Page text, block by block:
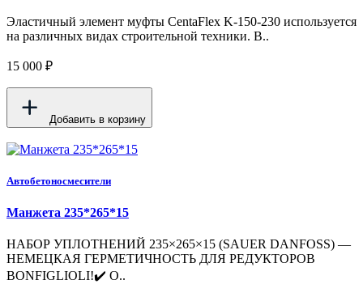
Эластичный элемент муфты CentaFlex K-150-230 используется
на различных видах строительной техники. В..
15 000 ₽
Добавить в корзину
Автобетоносмесители
Манжета 235*265*15
НАБОР УПЛОТНЕНИЙ 235×265×15 (SAUER DANFOSS) —
НЕМЕЦКАЯ ГЕРМЕТИЧНОСТЬ ДЛЯ РЕДУКТОРОВ
BONFIGLIOLI!✔️ О..